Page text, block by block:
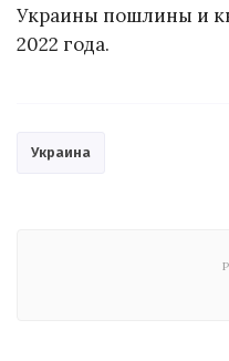
Украины пошлины и
2022 года.
Украина